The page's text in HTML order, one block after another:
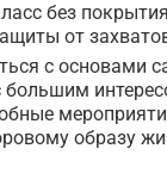
без
от
с основами
образу